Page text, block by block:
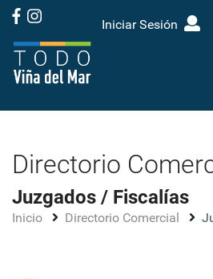
Iniciar Sesión
Directorio
Juzgados / Fiscalías
Inicio Directorio Comercial